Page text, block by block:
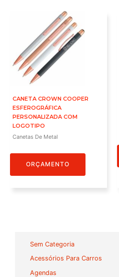
Sem Categoria
Acessórios Para Carros
Agendas
CANETA CROWN COOPER
ESFEROGRÁFICA
PERSONALIZADA COM
LOGOTIPO
Canetas De Metal
ORÇAMENTO